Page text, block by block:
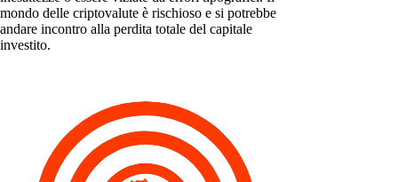
mondo delle criptovalute è rischioso e si potrebbe
andare incontro alla perdita totale del capitale
investito.